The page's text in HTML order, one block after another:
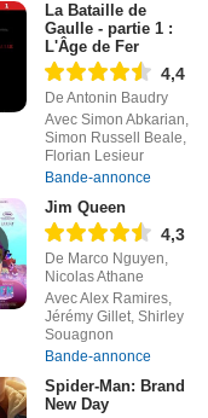
La Bataille de
Gaulle - partie 1 :
L'Âge de Fer
4,4
De Antonin Baudry
Avec Simon Abkarian,
Simon Russell Beale,
Florian Lesieur
Bande-annonce
Jim Queen
4,3
De Marco Nguyen,
Nicolas Athane
Avec Alex Ramires,
Jérémy Gillet, Shirley
Souagnon
Bande-annonce
Spider-Man: Brand
New Day